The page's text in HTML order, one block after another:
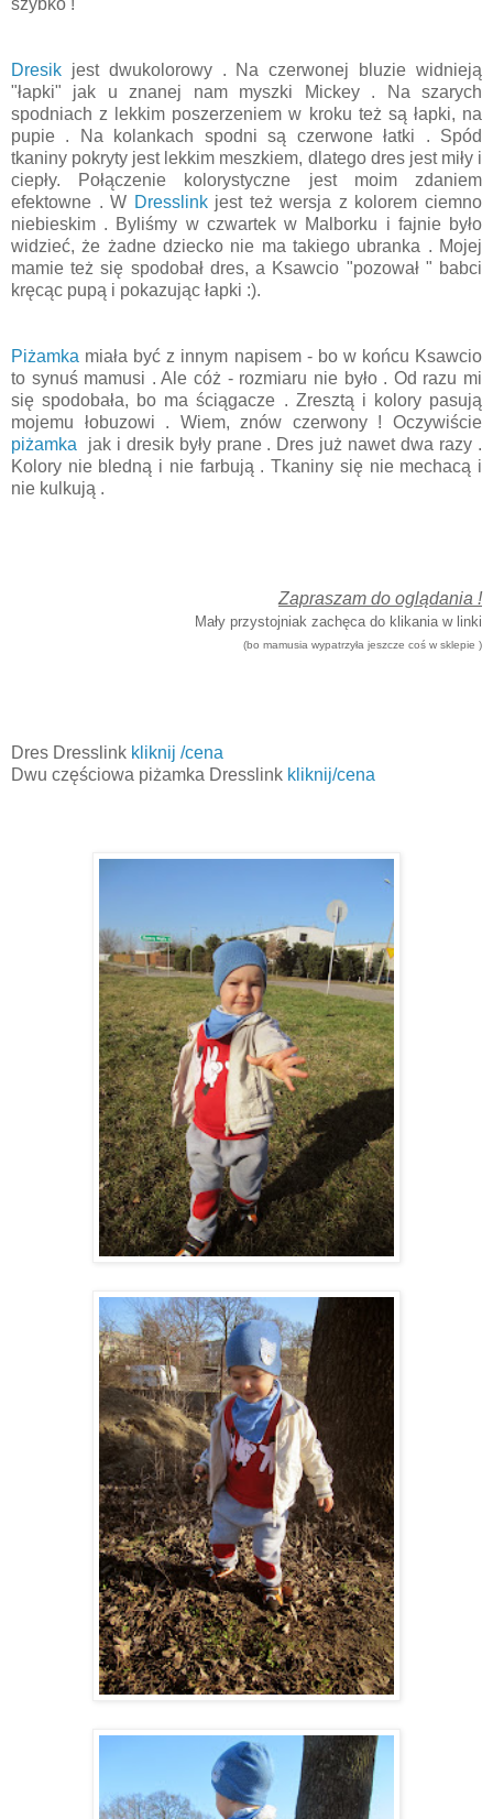
szybko !
Dresik jest dwukolorowy . Na czerwonej bluzie widnieją
"łapki" jak u znanej nam myszki Mickey . Na szarych
spodniach z lekkim poszerzeniem w kroku też są łapki, na
pupie . Na kolankach spodni są czerwone łatki . Spód
tkaniny pokryty jest lekkim meszkiem, dlatego dres jest miły i
ciepły. Połączenie kolorystyczne jest moim zdaniem
efektowne . W Dresslinkjest też wersja z kolorem ciemno
niebieskim . Byliśmy w czwartek w Malborku i fajnie było
widzieć, że żadne dziecko nie ma takiego ubranka . Mojej
mamie też się spodobał dres, a Ksawcio "pozował " babci
kręcąc pupą i pokazując łapki :).
Piżamka miała być z innym napisem - bo w końcu Ksawcio
to synuś mamusi . Ale cóż - rozmiaru nie było . Od razu mi
się spodobała, bo ma ściągacze . Zresztą i kolory pasują
mojemu łobuzowi . Wiem, znów czerwony ! Oczywiście
piżamka jak i dresik były prane . Dres już nawet dwa razy .
Kolory nie bledną i nie farbują . Tkaniny się nie mechacą i
nie kulkują .
Zapraszam do oglądania !
Mały przystojniak zachęca do klikania w linki
(bo mamusia wypatrzyła jeszcze coś w sklepie )
Dres Dresslink kliknij /cena
Dwu częściowa piżamka Dresslink kliknij/cena